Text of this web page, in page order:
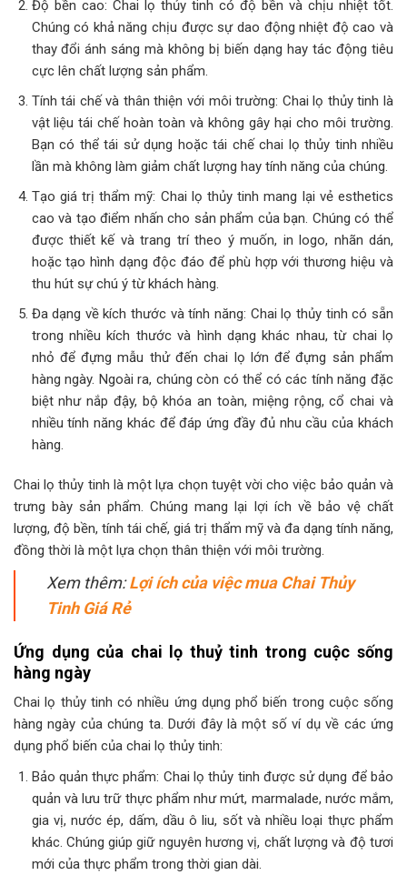
Độ bền cao: Chai lọ thủy tinh có độ bền và chịu nhiệt tốt.
Chúng có khả năng chịu được sự dao động nhiệt độ cao và
thay đổi ánh sáng mà không bị biến dạng hay tác động tiêu
cực lên chất lượng sản phẩm.
Tính tái chế và thân thiện với môi trường: Chai lọ thủy tinh là
vật liệu tái chế hoàn toàn và không gây hại cho môi trường.
Bạn có thể tái sử dụng hoặc tái chế chai lọ thủy tinh nhiều
lần mà không làm giảm chất lượng hay tính năng của chúng.
Tạo giá trị thẩm mỹ: Chai lọ thủy tinh mang lại vẻ esthetics
cao và tạo điểm nhấn cho sản phẩm của bạn. Chúng có thể
được thiết kế và trang trí theo ý muốn, in logo, nhãn dán,
hoặc tạo hình dạng độc đáo để phù hợp với thương hiệu và
thu hút sự chú ý từ khách hàng.
Đa dạng về kích thước và tính năng: Chai lọ thủy tinh có sẵn
trong nhiều kích thước và hình dạng khác nhau, từ chai lọ
nhỏ để đựng mẫu thử đến chai lọ lớn để đựng sản phẩm
hàng ngày. Ngoài ra, chúng còn có thể có các tính năng đặc
biệt như nắp đậy, bộ khóa an toàn, miệng rộng, cổ chai và
nhiều tính năng khác để đáp ứng đầy đủ nhu cầu của khách
hàng.
Chai lọ thủy tinh là một lựa chọn tuyệt vời cho việc bảo quản và
trưng bày sản phẩm. Chúng mang lại lợi ích về bảo vệ chất
lượng, độ bền, tính tái chế, giá trị thẩm mỹ và đa dạng tính năng,
đồng thời là một lựa chọn thân thiện với môi trường.
Xem thêm:Lợi ích của việc mua Chai Thủy
Tinh Giá Rẻ
Ứng dụng của chai lọ thuỷ tinh trong cuộc sống
hàng ngày
Chai lọ thủy tinh có nhiều ứng dụng phổ biến trong cuộc sống
hàng ngày của chúng ta. Dưới đây là một số ví dụ về các ứng
dụng phổ biến của chai lọ thủy tinh:
Bảo quản thực phẩm: Chai lọ thủy tinh được sử dụng để bảo
quản và lưu trữ thực phẩm như mứt, marmalade, nước mắm,
gia vị, nước ép, dấm, dầu ô liu, sốt và nhiều loại thực phẩm
khác. Chúng giúp giữ nguyên hương vị, chất lượng và độ tươi
mới của thực phẩm trong thời gian dài.